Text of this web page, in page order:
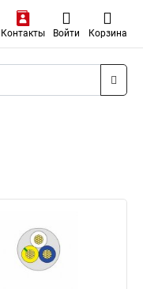
Контакты Войти Корзина